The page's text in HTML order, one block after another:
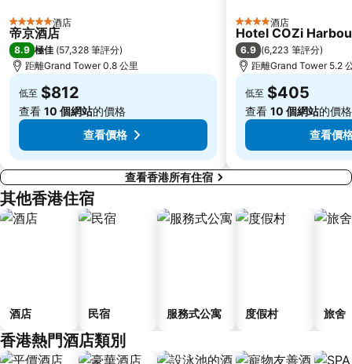
深圳野生動物園
大梅沙海濱公園
皇崗口岸
長洲
Lamma Island
香港屯門
Tin Hau Metro Station
九龍塘
金銀島酒店站
5 星級 酒店
帝京酒店
8.9 極佳 (57,328 筆評分)
距離Grand Tower 0.8 公里
低至 $812
查看 10 個網站的價格
查看價格
4 星級 酒店
Hotel COZi
6.9 (6,223 筆評分)
距離Grand Tower 5.2
低至 $405
查看 10 個網站的價格
查看價
查看香港所有住宿
其他香港住宿
酒店 民宿 服務式公寓 度假村 旅舍
香港熱門酒店類別